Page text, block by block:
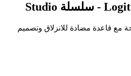
مع قاعدة مضادة للانزلاق وتصميم